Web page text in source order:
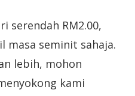
serendah RM2.00,
masa seminit sahaja.
lebih, mohon
kami